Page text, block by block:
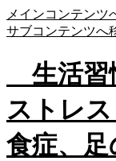
メインコンテンツ
サブコンテンツへ
生活習
ストレ
食症、足